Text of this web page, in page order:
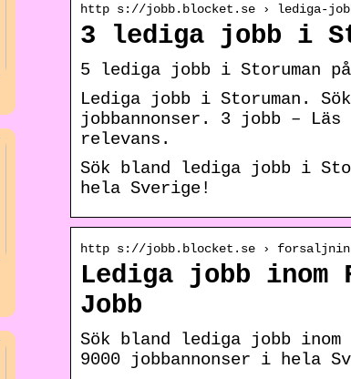
http s://jobb.blocket.se › lediga-
3 lediga jobb i
5 lediga jobb i Storuman
Lediga jobb i Storuman.
jobbannonser. 3 jobb –
relevans.
Sök bland lediga jobb i
hela Sverige!
http s://jobb.blocket.se ›
Lediga jobb
Jobb
Sök bland lediga jobb
9000 jobbannonser i hela